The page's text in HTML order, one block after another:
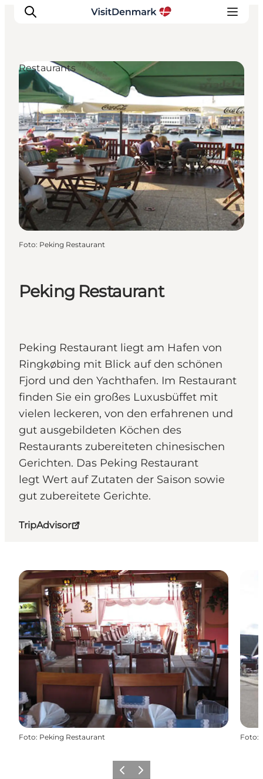
Inspiration
Regionen
Erlebnisse
Unterkünfte
Reiseplanung
Peking Restaurant
Peking Restaurant liegt am Hafen von
Ringkøbing mit Blick auf den schönen
Fjord und den Yachthafen. Im Restaurant
finden Sie ein großes Luxusbüffet mit
vielen leckeren, von den erfahrenen und
gut ausgebildeten Köchen des
Restaurants zubereiteten chinesischen
Gerichten. Das Peking Restaurant
legt Wert auf Zutaten der Saison sowie
gut zubereitete Gerichte.
TripAdvisor
Restaurants
Foto: Peking Restaurant
Foto: Peking Restaurant Foto:
ZurückWeiter